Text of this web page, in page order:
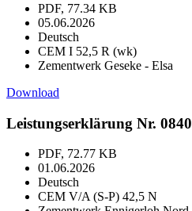
PDF, 77.34 KB
05.06.2026
Deutsch
CEM I 52,5 R (wk)
Zementwerk Geseke - Elsa
Download
Leistungserklärung Nr.
PDF, 72.77 KB
01.06.2026
Deutsch
CEM V/A (S-P) 42,5 N